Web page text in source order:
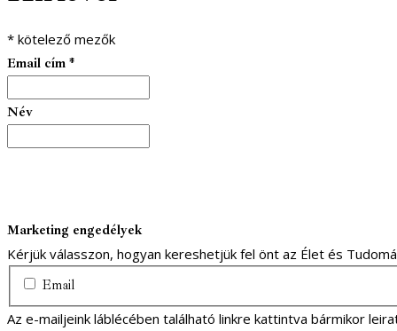
* kötelező mezők
Email cím *
Név
Marketing engedélyek
Kérjük válasszon, hogyan kereshetjük fel önt az Élet és
Email
Az e-mailjeink láblécében található linkre kattintva bármikor